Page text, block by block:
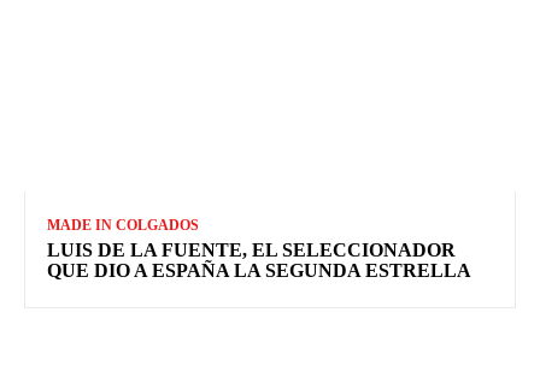
MADE IN COLGADOS
LUIS DE LA FUENTE, EL SELECCIONADOR
QUE DIO A ESPAÑA LA SEGUNDA ESTRELLA